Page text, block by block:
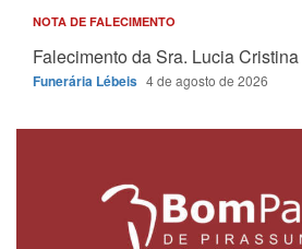
NOTA DE FALECIMENTO
Falecimento da Sra. Lucia
Funerária Lébeis 4 de agosto de 2026